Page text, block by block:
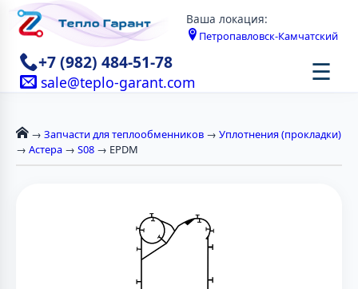
Ваша локация:
Петропавловск-Камчатский
+7 (982) 484-51-78
sale@teplo-garant.com ☰
→ Запчасти для теплообменников → Уплотнения (прокладки)
→ Астера → S08 → EPDM